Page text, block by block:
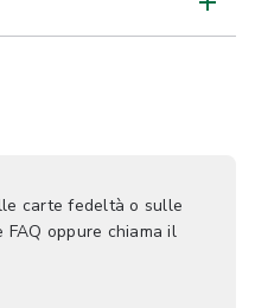
carte fedeltà o sulle
oppure chiama il